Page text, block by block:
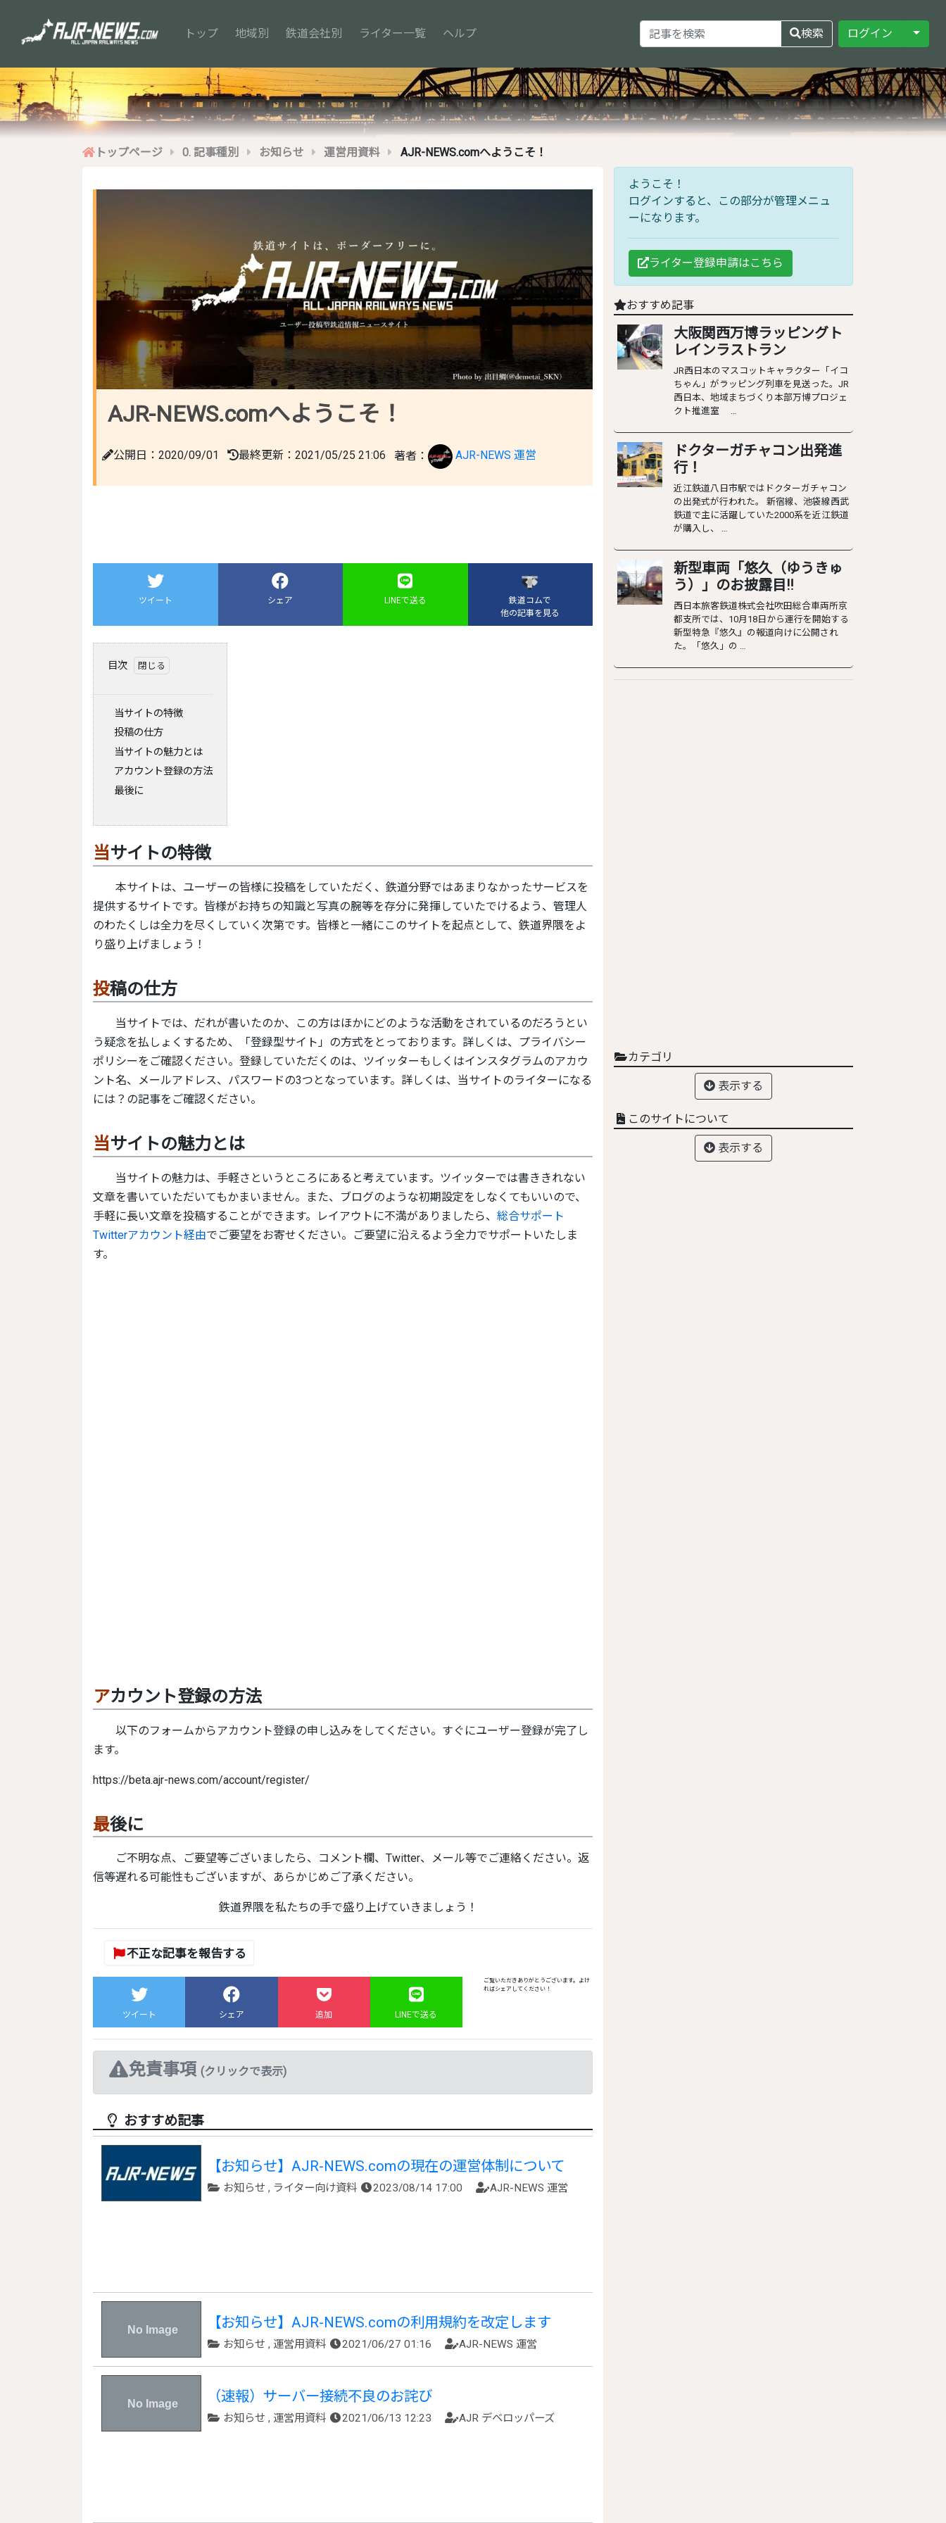
トップ(current)
地域別 鉄道会社別 ライター一覧 ヘルプ 検索 ログイン
トップページ 0. 記事種別 お知らせ 運営用資料 AJR-NEWS.comへようこそ！
AJR-NEWS.comへようこそ！
公開日：2020/09/01 最終更新：2021/05/25 21:06 著者： AJR-NEWS 運営
ツイート シェア LINEで送る
鉄道コムで
他の記事を見る
目次
当サイトの特徴
投稿の仕方
当サイトの魅力とは
アカウント登録の方法
最後に
当サイトの特徴
本サイトは、 ユーザーの皆様に投稿をしていただく、鉄道分野ではあまりなかったサービスを
提供するサイトです。皆様がお持ちの知識と写真の腕等を存分に発揮していたでけるよう、管理人
のわたくしは全力を尽くしていく次第です。皆様と一緒にこのサイトを起点として、鉄道界隈をよ
り盛り上げましょう！
投稿の仕方
当サイトでは、だれが書いたのか、この方はほかにどのような活動をされているのだろうとい
う疑念を払しょくするため、「登録型サイト」の方式をとっております。詳しくは、プライバシー
ポリシーをご確認ください。登録していただくのは、ツイッターもしくはインスタグラムのアカウ
ント名、メールアドレス、パスワードの3つとなっています。詳しくは、当サイトのライターになる
には？の記事をご確認ください。
当サイトの魅力とは
当サイトの魅力は、 手軽さ というところにあると考えています。ツイッターでは書ききれない
文章を書いていただいてもかまいません。また、ブログのような初期設定をしなくてもいいので、
手軽に長い文章を投稿することができます。レイアウトに不満がありましたら、 総合サポート
Twitterアカウント経由でご要望をお寄せください。ご要望に沿えるよう全力でサポートいたしま
す。
アカウント登録の方法
以下のフォームからアカウント登録の申し込みをしてください。すぐにユーザー登録が完了し
ます。
https://beta.ajr-news.com/account/register/
最後に
ご不明な点、ご要望等ございましたら、コメント欄、Twitter、メール等でご連絡ください。返
信等遅れる可能性もございますが、あらかじめご了承ください。
鉄道界隈を私たちの手で盛り上げていきましょう！
不正な記事を報告する
ツイート シェア 追加 LINEで送る
ご覧いただきありがとうございます。よけ
ればシェアしてください！
免責事項 (クリックで表示)
おすすめ記事
【お知らせ】AJR-NEWS.comの現在の運営体制について
お知らせ , ライター向け資料 2023/08/14 17:00 AJR-NEWS 運営
【お知らせ】AJR-NEWS.comの利用規約を改定します
お知らせ , 運営用資料 2021/06/27 01:16 AJR-NEWS 運営
（速報）サーバー接続不良のお詫び
お知らせ , 運営用資料 2021/06/13 12:23 AJR デベロッパーズ
ようこそ！
ログインすると、この部分が管理メニュ
ーになります。
ライター登録申請はこちら
おすすめ記事
大阪関西万博ラッピングト
レインラストラン
JR西日本のマスコットキャラクター「イコ
ちゃん」がラッピング列車を見送った。JR
西日本、地域まちづくり本部万博プロジェ
クト推進室 …
ドクターガチャコン出発進
行！
近江鉄道八日市駅ではドクターガチャコン
の出発式が行われた。 新宿線、池袋線西武
鉄道で主に活躍していた2000系を近江鉄道
が購入し、 …
新型車両「悠久（ゆうきゅ
う）」のお披露目‼︎
西日本旅客鉄道株式会社吹田総合車両所京
都支所では、10月18日から運行を開始する
新型特急『悠久』の報道向けに公開され
た。「悠久」の …
カテゴリ
表示する
このサイトについて
表示する